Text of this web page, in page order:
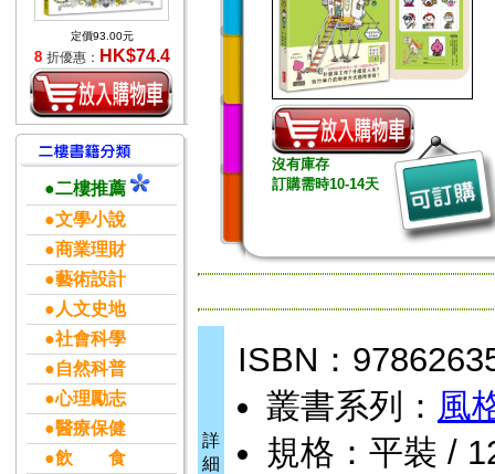
定價93.00元
8 折優惠： HK$74.4
●二樓推薦
●文學小說
●商業理財
●藝術設計
●人文史地
●社會科學
●自然科普
●心理勵志
●醫療保健
●飲 食
沒有庫存
訂購需時10-14天
詳
細
ISBN：
叢書系列： 風
規格：平裝 /